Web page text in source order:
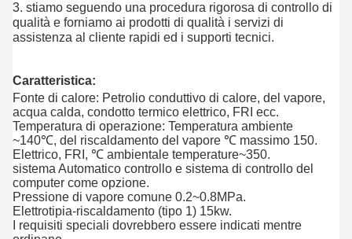
3. stiamo seguendo una procedura rigorosa di controllo di
qualità e forniamo ai prodotti di qualità i servizi di
assistenza al cliente rapidi ed i supporti tecnici.
Caratteristica:
Fonte di calore: Petrolio conduttivo di calore, del vapore,
acqua calda, condotto termico elettrico, FRI ecc.
Temperatura di operazione: Temperatura ambiente
~140℃, del riscaldamento del vapore ℃ massimo 150.
Elettrico, FRI, ℃ ambientale temperature~350.
sistema Automatico controllo e sistema di controllo del
computer come opzione.
Pressione di vapore comune 0.2~0.8MPa.
Elettrotipia-riscaldamento (tipo 1) 15kw.
I requisiti speciali dovrebbero essere indicati mentre